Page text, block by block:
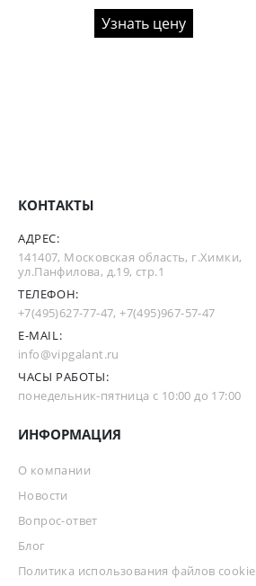
Узнать цену
КОНТАКТЫ
АДРЕС:
141407, Московская область, г.Химки,
ул.Панфилова, д.19, стр.1
ТЕЛЕФОН:
+7(495)627-77-47,+7(495)967-57-47
E-MAIL:
info@vipgalant.ru
ЧАСЫ РАБОТЫ:
понедельник-пятница с 10:00 до 17:00
ИНФОРМАЦИЯ
О компании
Новости
Вопрос-ответ
Блог
Политика использования файлов cookie